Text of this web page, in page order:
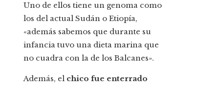
Uno de ellos tiene un genoma como
los del actual Sudán o Etiopía,
«además sabemos que durante su
infancia tuvo una dieta marina que
no cuadra con la de los Balcanes».
Además, el chico fue enterrado